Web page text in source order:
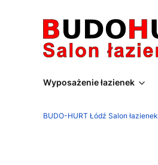
Wyposażenie łazienek
BUDO-HURT Łódź Salon łazienek